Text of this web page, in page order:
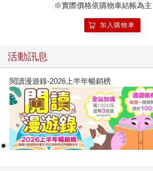
※實際價格依購物車結帳為主
加入購物車
活動訊息
閱讀漫遊錄-2026上半年暢銷榜